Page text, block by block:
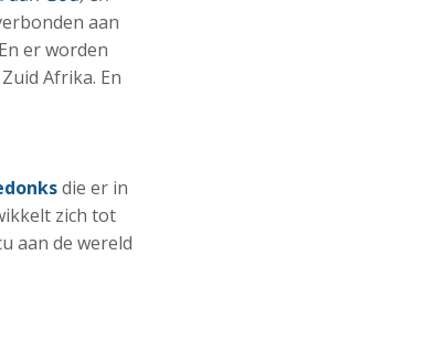
aan
er worden
Afrika. En
die er in
zich tot
aan de wereld